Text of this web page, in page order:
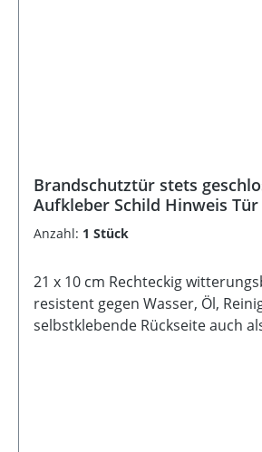
Brandschutztür stets
Aufkleber Schild Hinweis
Anzahl: 1 Stück
21 x 10 cm Rechteckig
resistent gegen Wasser, Öl,
selbstklebende Rückseite auch